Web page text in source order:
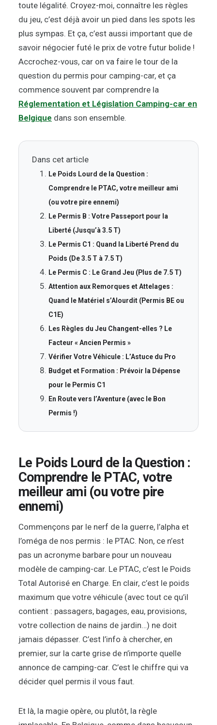
toute légalité. Croyez-moi, connaître les règles
du jeu, c’est déjà avoir un pied dans les spots les
plus sympas. Et ça, c’est aussi important que de
savoir négocier futé le prix de votre futur bolide !
Accrochez-vous, car on va faire le tour de la
question du permis pour camping-car, et ça
commence souvent par comprendre la
Réglementation et Législation Camping-car en
Belgique dans son ensemble.
Dans cet article
Le Poids Lourd de la Question :
Comprendre le PTAC, votre meilleur ami
(ou votre pire ennemi)
Le Permis B : Votre Passeport pour la
Liberté (Jusqu’à 3.5 T)
Le Permis C1 : Quand la Liberté Prend du
Poids (De 3.5 T à 7.5 T)
Le Permis C : Le Grand Jeu (Plus de 7.5 T)
Attention aux Remorques et Attelages :
Quand le Matériel s’Alourdit (Permis BE ou
C1E)
Les Règles du Jeu Changent-elles ? Le
Facteur « Ancien Permis »
Vérifier Votre Véhicule : L’Astuce du Pro
Budget et Formation : Prévoir la Dépense
pour le Permis C1
En Route vers l’Aventure (avec le Bon
Permis !)
Le Poids Lourd de la Question :
Comprendre le PTAC, votre
meilleur ami (ou votre pire
ennemi)
Commençons par le nerf de la guerre, l’alpha et
l’oméga de nos permis : le PTAC. Non, ce n’est
pas un acronyme barbare pour un nouveau
modèle de camping-car. Le PTAC, c’est le Poids
Total Autorisé en Charge. En clair, c’est le poids
maximum que votre véhicule (avec tout ce qu’il
contient : passagers, bagages, eau, provisions,
votre collection de nains de jardin…) ne doit
jamais dépasser. C’est l’info à chercher, en
premier, sur la carte grise de n’importe quelle
annonce de camping-car. C’est le chiffre qui va
décider quel permis il vous faut.
Et là, la magie opère, ou plutôt, la règle